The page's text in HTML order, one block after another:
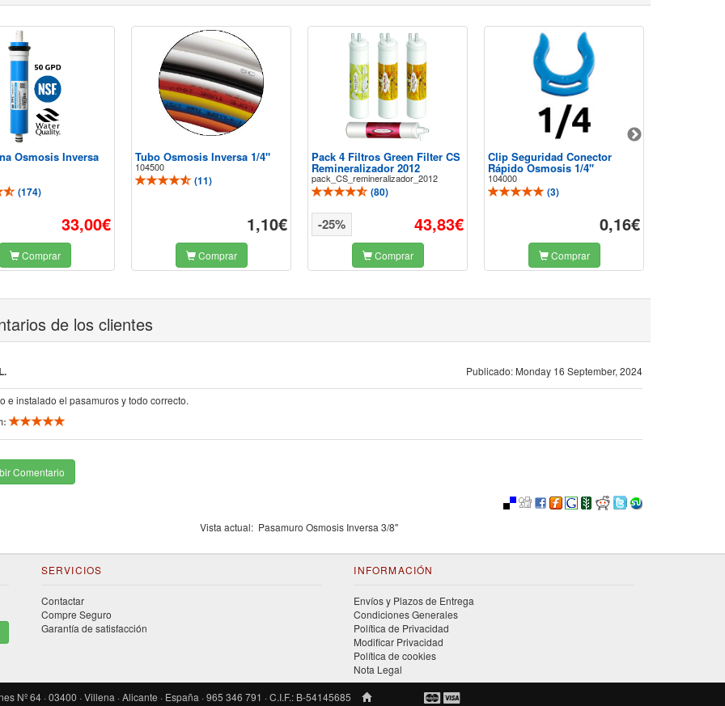
Osmosis Inversa
(174)
33,00€
Comprar
Tubo Osmosis Inversa 1/4"
104500
(11)
1,10€
Comprar
Pack 4 Filtros Green Filter CS
Remineralizador 2012
pack_CS_remineralizador_2012
(80)
43,83€
-25%
Comprar
Clip Seguridad Conector
Rápido Osmosis 1/4"
104000
(3)
0,16€
Comprar
de los clientes
Publicado: Monday 16 September, 2024
e instalado el pasamuros y todo correcto.
Comentario
Vista actual: Pasamuro Osmosis Inversa 3/8"
SERVICIOS
Contactar
Compre Seguro
Garantía de satisfacción
INFORMACIÓN
Envíos y Plazos de Entrega
Condiciones Generales
Política de Privacidad
Modificar Privacidad
Política de cookies
Nota Legal
64 · 03400 · Villena · Alicante · España · 965 346 791 · C.I.F.: B-54145685